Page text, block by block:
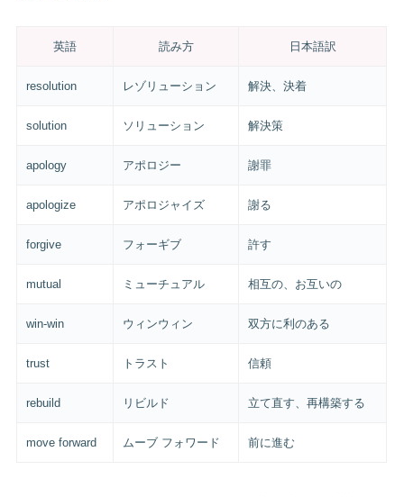
英語 読み方 日本語訳
resolution レゾリューション 解決、決着
solution ソリューション 解決策
apology アポロジー 謝罪
apologize アポロジャイズ 謝る
forgive フォーギブ 許す
mutual ミューチュアル 相互の、お互いの
win-win ウィンウィン 双方に利のある
trust トラスト 信頼
rebuild リビルド 立て直す、再構築する
move forward ムーブ フォワード 前に進む